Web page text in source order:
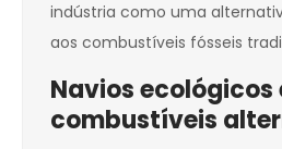
indústria como uma
aos combustíveis fósseis
Navios ecológicos
combustíveis